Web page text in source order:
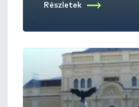
Részletek